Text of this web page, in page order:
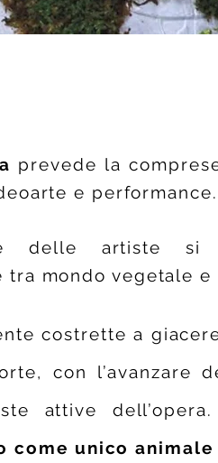
prevede la
e performance.
delle artiste
tra mondo vegetale e
costrette a
con l’avanzare
attive
come unico